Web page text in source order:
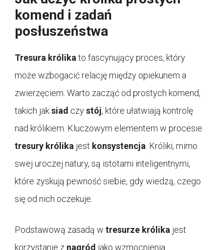
komend i zadań
posłuszeństwa
Tresura królika to fascynujący proces, który
może wzbogacić relację między opiekunem a
zwierzęciem. Warto zacząć od prostych komend,
takich jaksiad czystój, które ułatwiają kontrolę
nad królikiem. Kluczowym elementem w procesie
tresury królika jest konsystencja . Króliki, mimo
swej uroczej natury, są istotami inteligentnymi,
które zyskują pewność siebie, gdy wiedzą, czego
się od nich oczekuje.
Podstawową zasadą w tresurze królika jest
korzystanie z nagród jako wzmocnienia